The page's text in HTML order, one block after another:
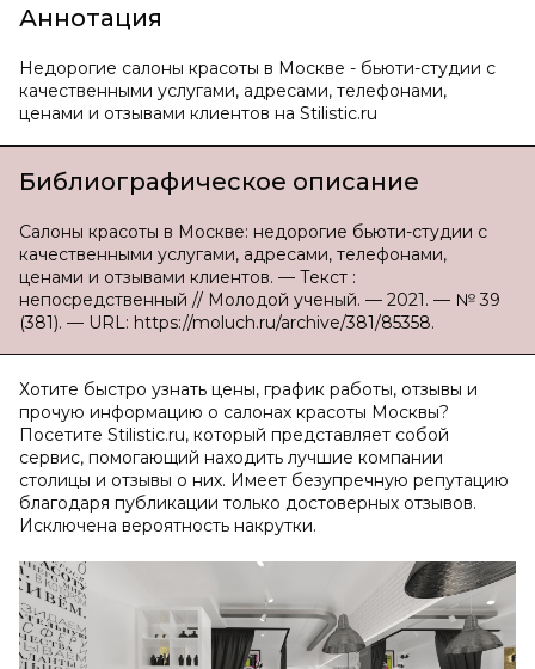
Аннотация
Недорогие салоны красоты в Москве - бьюти-студии с
качественными услугами, адресами, телефонами,
ценами и отзывами клиентов на Stilistic.ru
Библиографическое описание
Салоны красоты в Москве: недорогие бьюти-студии с
качественными услугами, адресами, телефонами,
ценами и отзывами клиентов. — Текст :
непосредственный // Молодой ученый. — 2021. — № 39
(381). — URL: https://moluch.ru/archive/381/85358.
Хотите быстро узнать цены, график работы, отзывы и
прочую информацию о салонах красоты Москвы?
Посетите Stilistic.ru, который представляет собой
сервис, помогающий находить лучшие компании
столицы и отзывы о них. Имеет безупречную репутацию
благодаря публикации только достоверных отзывов.
Исключена вероятность накрутки.